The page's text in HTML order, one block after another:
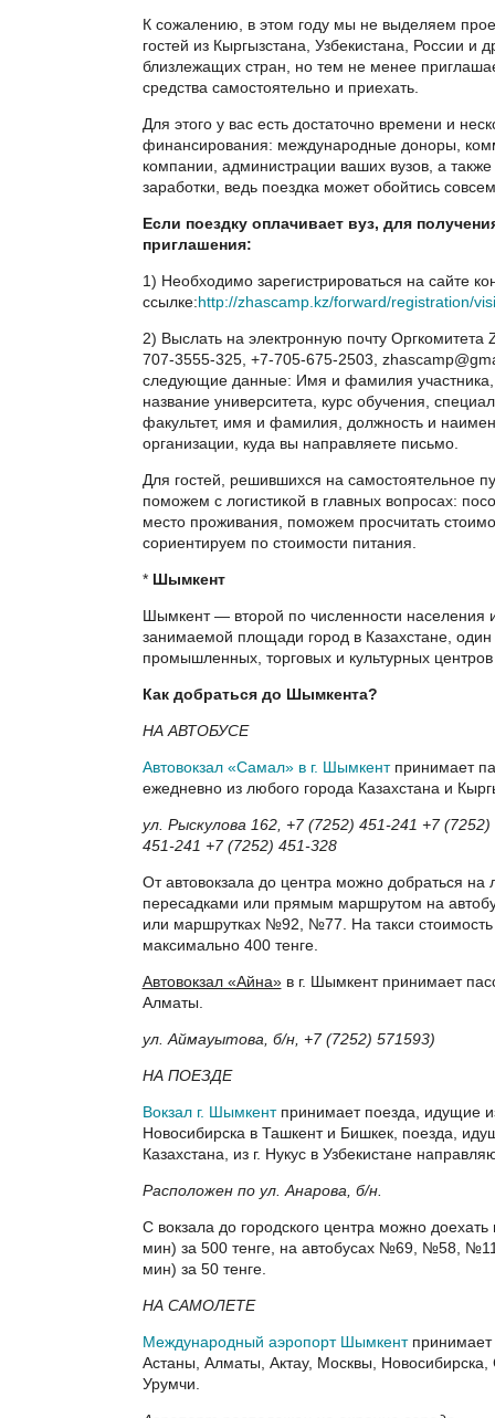
К сожалению, в этом году мы не выделяем
гостей из Кыргызстана, Узбекистана, России и
близлежащих стран, но тем не менее
средства самостоятельно и приехать.
Для этого у вас есть достаточно времени и
финансирования: международные доноры,
компании, администрации ваших вузов, а
заработки, ведь поездка может обойтись
Если поездку оплачивает вуз, для
приглашения:
1) Необходимо зарегистрироваться на сайте
ссылке:http://zhascamp.kz/forward/registration/
2) Выслать на электронную почту Оргкомитета
707-3555-325, +7-705-675-2503,
следующие данные: Имя и фамилия участника,
название университета, курс обучения,
факультет, имя и фамилия, должность и
организации, куда вы направляете письмо.
Для гостей, решившихся на самостоятельное
поможем с логистикой в главных вопросах:
место проживания, поможем просчитать
сориентируем по стоимости питания.
* Шымкент
Шымкент — второй по численности населения
занимаемой площади город в Казахстане,
промышленных, торговых и культурных
Как добраться до Шымкента?
НА АВТОБУСЕ
Автовокзал «Самал» в г. Шымкентпринимает
ежедневно из любого города Казахстана и
ул. Рыскулова 162, +7 (7252) 451-241 +7
451-241 +7 (7252) 451-328
От автовокзала до центра можно добраться на
пересадками или прямым маршрутом на
или маршрутках №92, №77. На такси стоимость
максимально 400 тенге.
Автовокзал «Айна»в г. Шымкент принимает
Алматы.
ул. Аймауытова, б/н, +7 (7252) 571593)
НА ПОЕЗДЕ
Вокзал г. Шымкентпринимает поезда, идущие
Новосибирска в Ташкент и Бишкек, поезда,
Казахстана, из г. Нукус в Узбекистане
Расположен по ул. Анарова, б/н.
С вокзала до городского центра можно доехать
мин) за 500 тенге, на автобусах №69, №58,
мин) за 50 тенге.
НА САМОЛЕТЕ
Международный аэропорт Шымкентпринимает
Астаны, Алматы, Актау, Москвы, Новосибирска,
Урумчи.